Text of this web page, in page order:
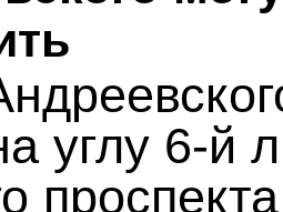
углу 6-й
проспекта